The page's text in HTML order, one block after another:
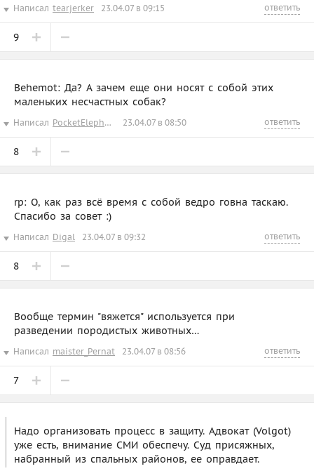
Написал tearjerker 23.04.07 в 09:15 ответить
9
Behemot: Да? А зачем еще они носят с собой этих
маленьких несчастных собак?
Написал PocketElephant 23.04.07 в 08:50 ответить
8
rp: О, как раз всё время с собой ведро говна таскаю.
Спасибо за совет :)
Написал Digal 23.04.07 в 09:32 ответить
8
Вообще термин "вяжется" используется при
разведении породистых животных…
Написал maister_Pernat 23.04.07 в 08:56 ответить
7
Надо организовать процесс в защиту. Адвокат (Volgot)
уже есть, внимание СМИ обеспечу. Суд присяжных,
набранный из спальных районов, ее оправдает.